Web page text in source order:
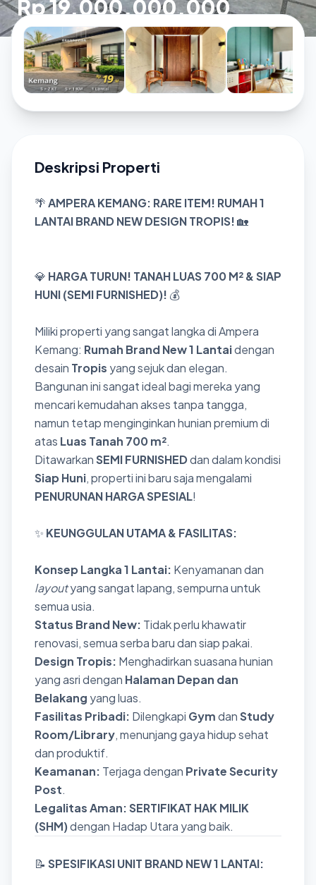
Rp 19.000.000.000
Deskripsi Properti
🌴AMPERA KEMANG: RARE ITEM! RUMAH 1
LANTAI BRAND NEW DESIGN TROPIS!🏡
💎 HARGA TURUN! TANAH LUAS 700 M² & SIAP
HUNI (SEMI FURNISHED)! 💰
Miliki properti yang sangat langka di Ampera
Kemang: Rumah Brand New 1 Lantaidengan
desain Tropis yang sejuk dan elegan.
Bangunan ini sangat ideal bagi mereka yang
mencari kemudahan akses tanpa tangga,
namun tetap menginginkan hunian premium di
atas Luas Tanah 700 m².
DitawarkanSEMI FURNISHEDdan dalam kondisi
Siap Huni, properti ini baru saja mengalami
PENURUNAN HARGA SPESIAL!
✨ KEUNGGULAN UTAMA & FASILITAS:
Konsep Langka 1 Lantai: Kenyamanan dan
layoutyang sangat lapang, sempurna untuk
semua usia.
Status Brand New: Tidak perlu khawatir
renovasi, semua serba baru dan siap pakai.
Design Tropis: Menghadirkan suasana hunian
yang asri dengan Halaman Depan dan
Belakang yang luas.
Fasilitas Pribadi: Dilengkapi GymdanStudy
Room/Library, menunjang gaya hidup sehat
dan produktif.
Keamanan: Terjaga dengan Private Security
Post.
Legalitas Aman:SERTIFIKAT HAK MILIK
(SHM)dengan Hadap Utara yang baik.
📝 SPESIFIKASI UNIT BRAND NEW 1 LANTAI: